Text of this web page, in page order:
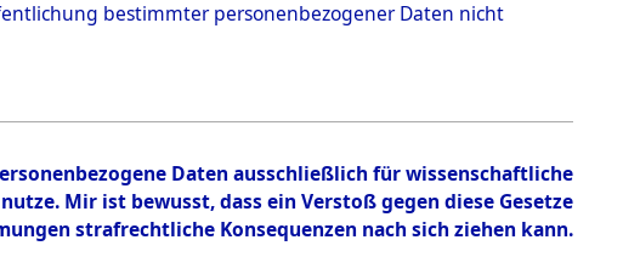
HÖHN, PETERbestimmter personenbezogener Daten nicht
Daten ausschließlich für wissenschaftliche
Mir ist bewusst, dass ein Verstoß gegen diese Gesetze
strafrechtliche Konsequenzen nach sich ziehen kann.